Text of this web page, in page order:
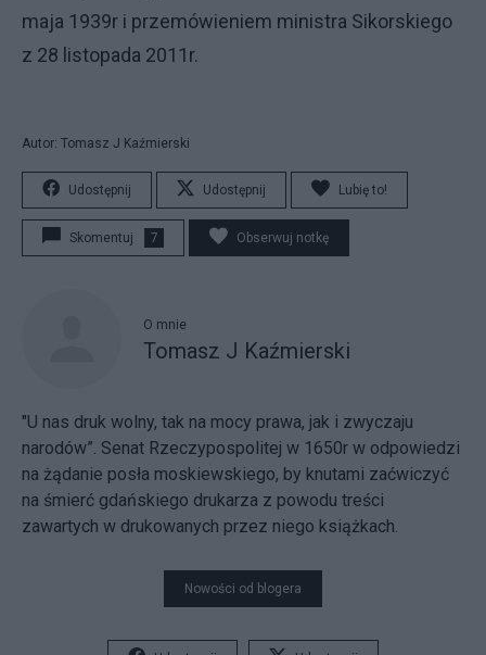
maja 1939r i przemówieniem ministra Sikorskiego
z 28 listopada 2011r.
Autor: Tomasz J Kaźmierski
Udostępnij Udostępnij Lubię to!
Skomentuj 7 Obserwuj notkę
O mnie
Tomasz J Kaźmierski
"U nas druk wolny, tak na mocy prawa, jak i zwyczaju
narodów”. Senat Rzeczypospolitej w 1650r w odpowiedzi
na żądanie posła moskiewskiego, by knutami zaćwiczyć
na śmierć gdańskiego drukarza z powodu treści
zawartych w drukowanych przez niego książkach.
Nowości od blogera